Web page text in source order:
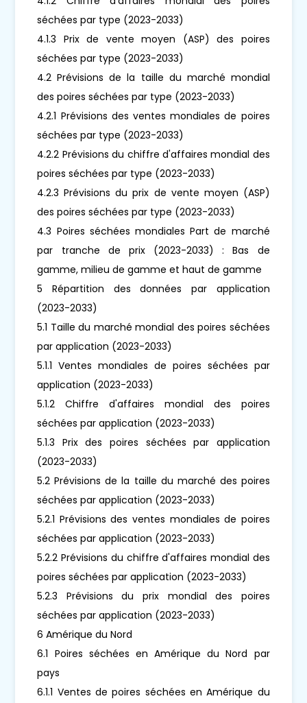
séchées par type (2023-2033)
4.1.3 Prix de vente moyen (ASP) des poires
séchées par type (2023-2033)
4.2 Prévisions de la taille du marché mondial
des poires séchées par type (2023-2033)
4.2.1 Prévisions des ventes mondiales de poires
séchées par type (2023-2033)
4.2.2 Prévisions du chiffre d'affaires mondial des
poires séchées par type (2023-2033)
4.2.3 Prévisions du prix de vente moyen (ASP)
des poires séchées par type (2023-2033)
4.3 Poires séchées mondiales Part de marché
par tranche de prix (2023-2033) : Bas de
gamme, milieu de gamme et haut de gamme
5 Répartition des données par application
(2023-2033)
5.1 Taille du marché mondial des poires séchées
par application (2023-2033)
5.1.1 Ventes mondiales de poires séchées par
application (2023-2033)
5.1.2 Chiffre d'affaires mondial des poires
séchées par application (2023-2033)
5.1.3 Prix des poires séchées par application
(2023-2033)
5.2 Prévisions de la taille du marché des poires
séchées par application (2023-2033)
5.2.1 Prévisions des ventes mondiales de poires
séchées par application (2023-2033)
5.2.2 Prévisions du chiffre d'affaires mondial des
poires séchées par application (2023-2033)
5.2.3 Prévisions du prix mondial des poires
séchées par application (2023-2033)
6 Amérique du Nord
6.1 Poires séchées en Amérique du Nord par
pays
6.1.1 Ventes de poires séchées en Amérique du